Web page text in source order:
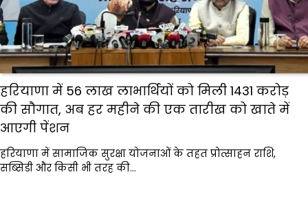
हरियाणा में 56 लाख लाभार्थियों को मिली 1431 करोड़
की सौगात, अब हर महीने की एक तारीख को खाते में
आएगी पेंशन
हरियाणा में सामाजिक सुरक्षा योजनाओं के तहत प्रोत्साहन राशि,
सब्सिडी और किसी भी तरह की…